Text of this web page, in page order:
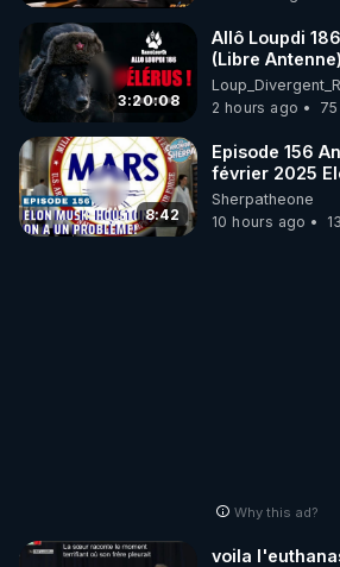
3:20:08
Allô Loupdi
(Libre
Divergent
2 hours ago
8:42
Episode 156 Analyse du 23
février 2025 Elon Musk :
Houston , on a
Sherpatheone
10 hours ago
Why this ad?
voila